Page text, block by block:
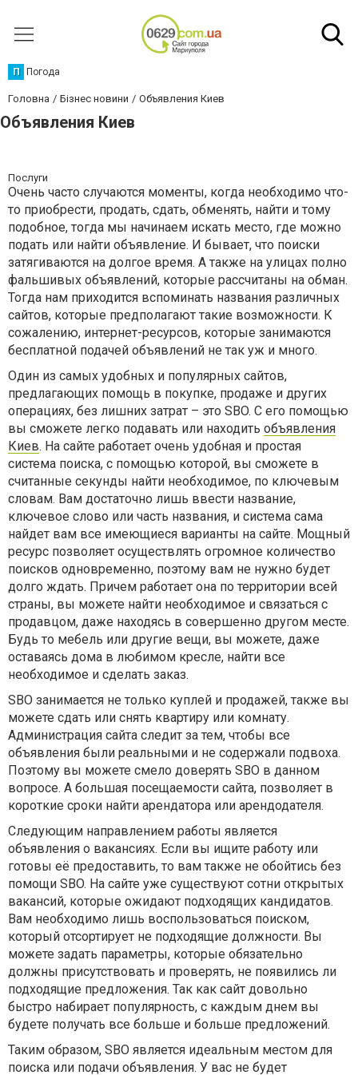
П Погода
Головна Бізнес новини Объявления Киев
Объявления Киев
Послуги
Очень часто случаются моменты, когда необходимо что-
то приобрести, продать, сдать, обменять, найти и тому
подобное, тогда мы начинаем искать место, где можно
подать или найти объявление. И бывает, что поиски
затягиваются на долгое время. А также на улицах полно
фальшивых объявлений, которые рассчитаны на обман.
Тогда нам приходится вспоминать названия различных
сайтов, которые предполагают такие возможности. К
сожалению, интернет-ресурсов, которые занимаются
бесплатной подачей объявлений не так уж и много.
Один из самых удобных и популярных сайтов,
предлагающих помощь в покупке, продаже и других
операциях, без лишних затрат – это SBO. С его помощью
вы сможете легко подавать или находить объявления
Киев. На сайте работает очень удобная и простая
система поиска, с помощью которой, вы сможете в
считанные секунды найти необходимое, по ключевым
словам. Вам достаточно лишь ввести название,
ключевое слово или часть названия, и система сама
найдет вам все имеющиеся варианты на сайте. Мощный
ресурс позволяет осуществлять огромное количество
поисков одновременно, поэтому вам не нужно будет
долго ждать. Причем работает она по территории всей
страны, вы можете найти необходимое и связаться с
продавцом, даже находясь в совершенно другом месте.
Будь то мебель или другие вещи, вы можете, даже
оставаясь дома в любимом кресле, найти все
необходимое и сделать заказ.
SBO занимается не только куплей и продажей, также вы
можете сдать или снять квартиру или комнату.
Администрация сайта следит за тем, чтобы все
объявления были реальными и не содержали подвоха.
Поэтому вы можете смело доверять SBO в данном
вопросе. А большая посещаемости сайта, позволяет в
короткие сроки найти арендатора или арендодателя.
Следующим направлением работы является
объявления о вакансиях. Если вы ищите работу или
готовы её предоставить, то вам также не обойтись без
помощи SBO. На сайте уже существуют сотни открытых
вакансий, которые ожидают подходящих кандидатов.
Вам необходимо лишь воспользоваться поиском,
который отсортирует не подходящие должности. Вы
можете задать параметры, которые обязательно
должны присутствовать и проверять, не появились ли
подходящие предложения. Так как сайт довольно
быстро набирает популярность, с каждым днем вы
будете получать все больше и больше предложений.
Таким образом, SBO является идеальным местом для
поиска или подачи объявления. У вас не будет